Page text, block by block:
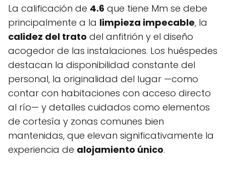
La calificación de 4.6 que tiene Mm se debe
principalmente a la limpieza impecable, la
calidez del trato del anfitrión y el diseño
acogedor de las instalaciones. Los huéspedes
destacan la disponibilidad constante del
personal, la originalidad del lugar —como
contar con habitaciones con acceso directo
al río— y detalles cuidados como elementos
de cortesía y zonas comunes bien
mantenidas, que elevan significativamente la
experiencia de alojamiento único.